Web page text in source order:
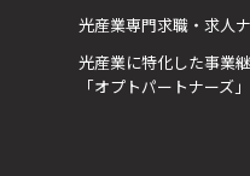
光産業専門求職・求人
光産業に特化した事業
「オプトパートナーズ」